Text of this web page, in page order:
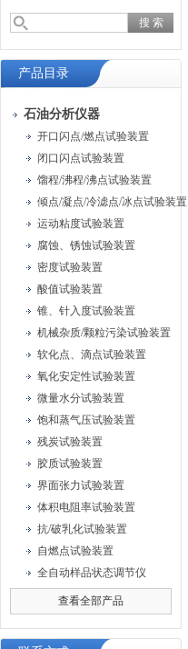
产品目录
石油分析仪器
开口闪点/燃点试验装置
闭口闪点试验装置
馏程/沸程/沸点试验装置
倾点/凝点/冷滤点/冰点试验装置
运动粘度试验装置
腐蚀、锈蚀试验装置
密度试验装置
酸值试验装置
锥、针入度试验装置
机械杂质/颗粒污染试验装置
软化点、滴点试验装置
氧化安定性试验装置
微量水分试验装置
饱和蒸气压试验装置
残炭试验装置
胶质试验装置
界面张力试验装置
体积电阻率试验装置
抗/破乳化试验装置
自燃点试验装置
全自动样品状态调节仪
查看全部产品